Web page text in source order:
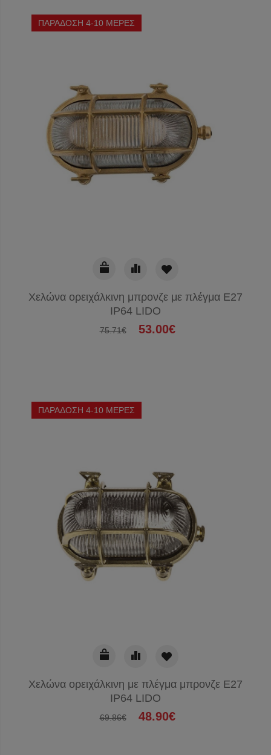
ΠΑΡΑΔΟΣΗ 4-10 ΜΕΡΕΣ
Χελώνα ορειχάλκινη μπρονζε με πλέγμα E27
IP64 LIDO
75.71€ 53.00€
ΠΑΡΑΔΟΣΗ 4-10 ΜΕΡΕΣ
Χελώνα ορειχάλκινη με πλέγμα μπρονζε Ε27
IP64 LIDO
69.86€ 48.90€